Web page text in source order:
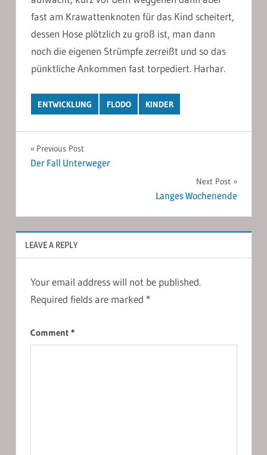
fast am Krawattenknoten für das Kind scheitert,
dessen Hose plötzlich zu groß ist, man dann
noch die eigenen Strümpfe zerreißt und so das
pünktliche Ankommen fast torpediert. Harhar.
ENTWICKLUNG FLODO KINDER
Post
navigation
Previous Post
Der Fall Unterweger
Next Post
Langes Wochenende
LEAVE A REPLY
Your email address will not be published.
Required fields are marked *
Comment *